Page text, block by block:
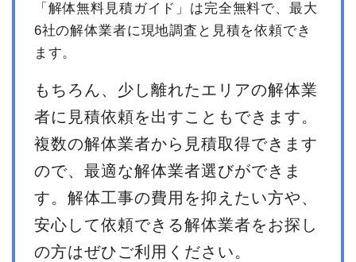
「解体無料見積ガイド」は完全無料で、最大
6社の解体業者に現地調査と見積を依頼でき
ます。
もちろん、少し離れたエリアの解体業
者に見積依頼を出すこともできます。
複数の解体業者から見積取得できます
ので、最適な解体業者選びができま
す。解体工事の費用を抑えたい方や、
安心して依頼できる解体業者をお探し
の方はぜひご利用ください。